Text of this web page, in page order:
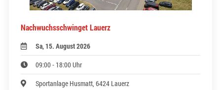
Nachwuchsschwinget Lauerz
Sa, 15. August 2026
09:00 - 18:00 Uhr
Sportanlage Husmatt, 6424 Lauerz